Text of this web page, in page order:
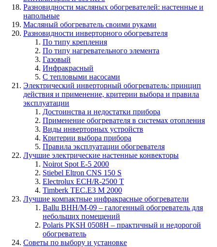
Разновидности масляных обогревателей: настенные и
напольные
Масляный обогреватель своими руками
Разновидности инверторного обогревателя
По типу крепления
По типу нагревательного элемента
Газовый
Инфракрасный
С тепловыми насосами
Электрический инверторный обогреватель: принцип
действия и применение, критерии выбора и правила
эксплуатации
Достоинства и недостатки прибора
Применение обогревателя в системах отопления
Виды инверторных устройств
Критерии выбора прибора
Правила эксплуатации обогревателя
Лучшие электрические настенные конвекторы
Noirot Spot E-5 2000
Stiebel Eltron CNS 150 S
Electrolux ECH/R-2500 T
Timberk TEC.E3 M 2000
Лучшие компактные инфракрасные обогреватели
Ballu BHH/M-09 – галогенный обогреватель для
небольших помещений
Polaris PKSH 0508H – практичный и недорогой
обогреватель
Советы по выбору и установке